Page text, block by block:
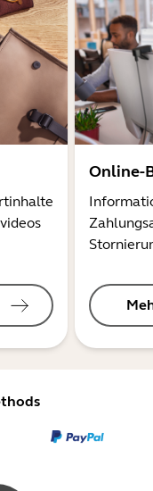
Online-